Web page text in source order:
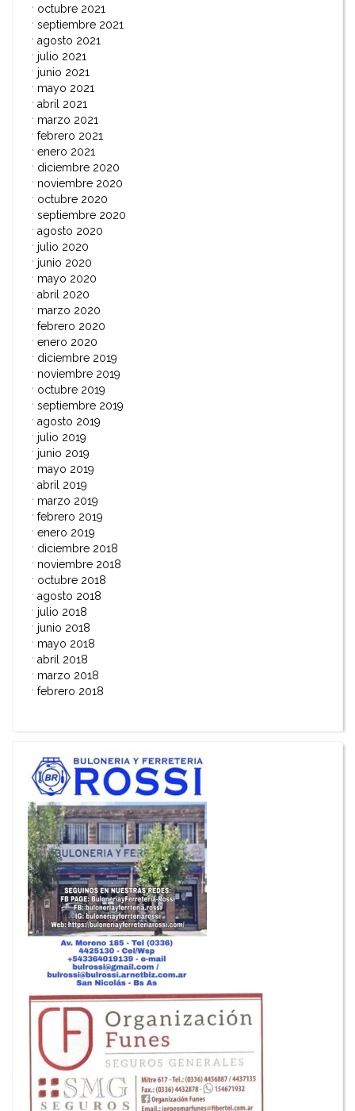
octubre 2021
septiembre 2021
agosto 2021
julio 2021
junio 2021
mayo 2021
abril 2021
marzo 2021
febrero 2021
enero 2021
diciembre 2020
noviembre 2020
octubre 2020
septiembre 2020
agosto 2020
julio 2020
junio 2020
mayo 2020
abril 2020
marzo 2020
febrero 2020
enero 2020
diciembre 2019
noviembre 2019
octubre 2019
septiembre 2019
agosto 2019
julio 2019
junio 2019
mayo 2019
abril 2019
marzo 2019
febrero 2019
enero 2019
diciembre 2018
noviembre 2018
octubre 2018
agosto 2018
julio 2018
junio 2018
mayo 2018
abril 2018
marzo 2018
febrero 2018